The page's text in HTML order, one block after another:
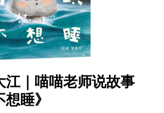
江｜喵喵老师说故事
睡》